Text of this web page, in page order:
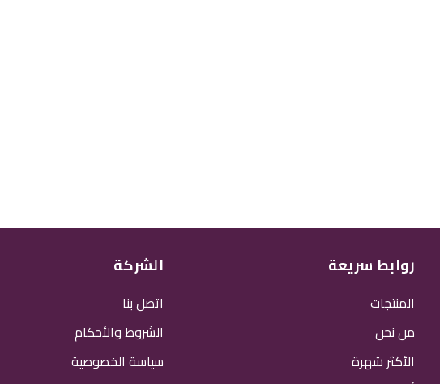
روابط سريعة
المنتجات
من نحن
الأكثر شهرة
الشركة
اتصل بنا
الشروط والأحكام
سياسة الخصوصية